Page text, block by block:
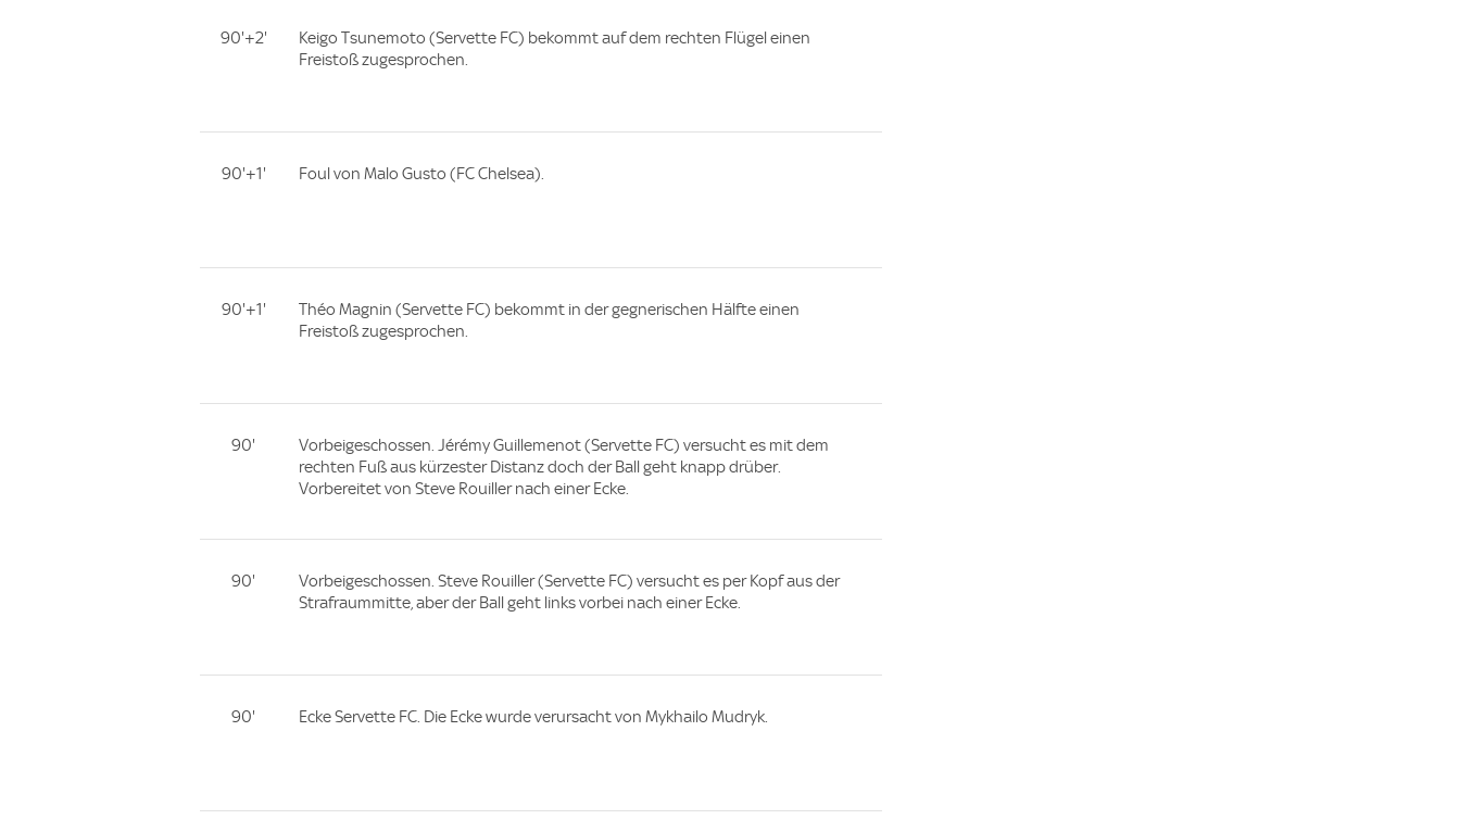
90'+2'
Keigo Tsunemoto (Servette FC) bekommt auf dem rechten Flügel einen
Freistoß zugesprochen.
90'+1' Foul von Malo Gusto (FC Chelsea).
90'+1'
Théo Magnin (Servette FC) bekommt in der gegnerischen Hälfte einen
Freistoß zugesprochen.
90'
Vorbeigeschossen. Jérémy Guillemenot (Servette FC) versucht es mit dem
rechten Fuß aus kürzester Distanz doch der Ball geht knapp drüber.
Vorbereitet von Steve Rouiller nach einer Ecke.
90'
Vorbeigeschossen. Steve Rouiller (Servette FC) versucht es per Kopf aus der
Strafraummitte, aber der Ball geht links vorbei nach einer Ecke.
90' Ecke Servette FC. Die Ecke wurde verursacht von Mykhailo Mudryk.